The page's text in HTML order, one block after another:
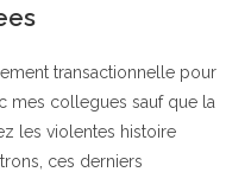
transactionnelle pour
mes collegues sauf que la
les violentes histoire
ces derniers